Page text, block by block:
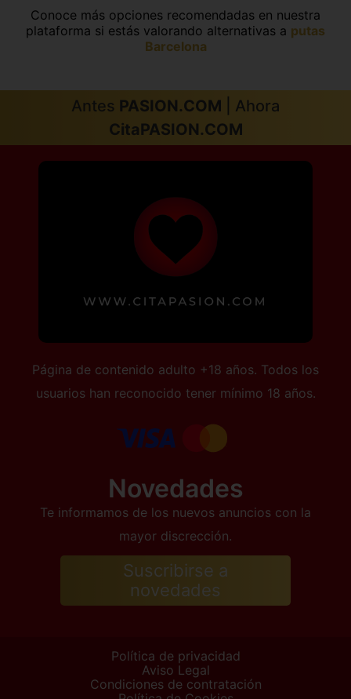
Conoce más opciones recomendadas en nuestra
plataforma si estás valorando alternativas a putas
Barcelona
Antes PASION.COM | Ahora
CitaPASION.COM
Página de contenido adulto +18 años. Todos los
usuarios han reconocido tener mínimo 18 años.
Novedades
Te informamos de los nuevos anuncios con la
mayor discrección.
Suscribirse a
novedades
Política de privacidad
Aviso Legal
Condiciones de contratación